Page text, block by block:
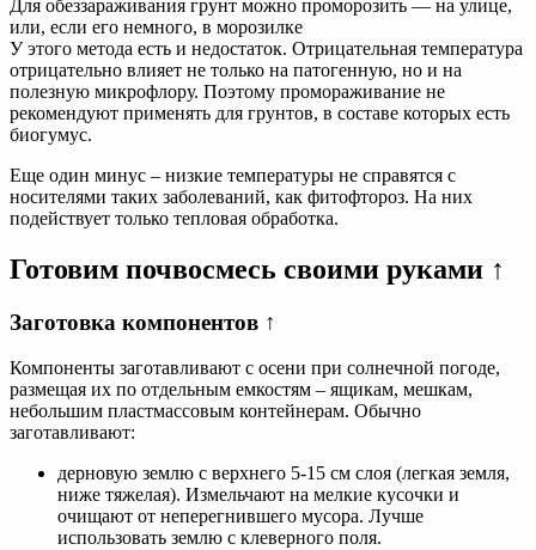
Для обеззараживания грунт можно проморозить — на улице,
или, если его немного, в морозилке
У этого метода есть и недостаток. Отрицательная температура
отрицательно влияет не только на патогенную, но и на
полезную микрофлору. Поэтому промораживание не
рекомендуют применять для грунтов, в составе которых есть
биогумус.
Еще один минус – низкие температуры не справятся с
носителями таких заболеваний, как фитофтороз. На них
подействует только тепловая обработка.
Готовим почвосмесь своими руками ↑
Заготовка компонентов ↑
Компоненты заготавливают с осени при солнечной погоде,
размещая их по отдельным емкостям – ящикам, мешкам,
небольшим пластмассовым контейнерам. Обычно
заготавливают:
дерновую землю с верхнего 5-15 см слоя (легкая земля,
ниже тяжелая). Измельчают на мелкие кусочки и
очищают от неперегнившего мусора. Лучше
использовать землю с клеверного поля.